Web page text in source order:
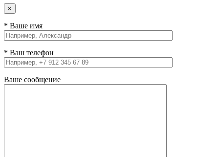
×
* Ваше имя
* Ваш телефон
Ваше сообщение